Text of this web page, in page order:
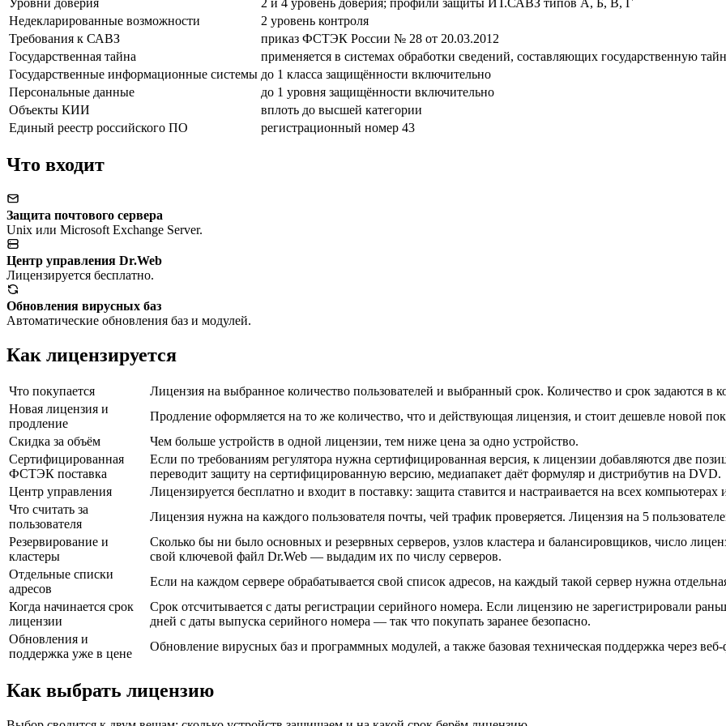
Недекларированные возможности
2 уровень контроля
Требования к САВЗ
приказ ФСТЭК России № 28 от 20.03.2012
Государственная тайна
применяется в системах обработки сведений, составляющих государственную
Государственные информационные системы до 1 класса защищённости включительно
Персональные данные
до 1 уровня защищённости включительно
Объекты КИИ
вплоть до высшей категории
Единый реестр российского ПО
регистрационный номер 43
Что входит
Защита почтового сервера
Unix или Microsoft Exchange Server.
Центр управления Dr.Web
Лицензируется бесплатно.
Обновления вирусных баз
Автоматические обновления баз и модулей.
Как лицензируется
Что покупается
Лицензия на выбранное количество пользователей и выбранный срок. Количество и срок задаются в
Новая лицензия и
продление
Продление оформляется на то же количество, что и действующая лицензия, и стоит дешевле новой
Скидка за объём
Чем больше устройств в одной лицензии, тем ниже цена за одно устройство.
Сертифицированная
ФСТЭК поставка
Если по требованиям регулятора нужна сертифицированная версия, к лицензии добавляются две
переводит защиту на сертифицированную версию, медиапакет даёт формуляр и дистрибутив на DVD.
Центр управления
Лицензируется бесплатно и входит в поставку: защита ставится и настраивается на всех компьютерах
Что считать за
пользователя
Лицензия нужна на каждого пользователя почты, чей трафик проверяется. Лицензия на 5
Резервирование и
кластеры
Сколько бы ни было основных и резервных серверов, узлов кластера и балансировщиков, число
свой ключевой файл Dr.Web — выдадим их по числу серверов.
Отдельные списки
адресов
Если на каждом сервере обрабатывается свой список адресов, на каждый такой сервер нужна
Когда начинается срок
лицензии
Срок отсчитывается с даты регистрации серийного номера. Если лицензию не зарегистрировали
дней с даты выпуска серийного номера — так что покупать заранее безопасно.
Обновления и
поддержка уже в цене
Обновление вирусных баз и программных модулей, а также базовая техническая поддержка через
Как выбрать лицензию